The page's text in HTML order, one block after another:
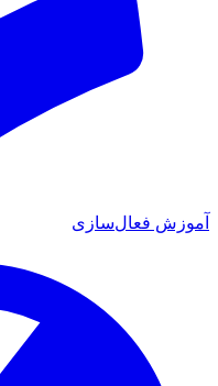
فعال‌سازی